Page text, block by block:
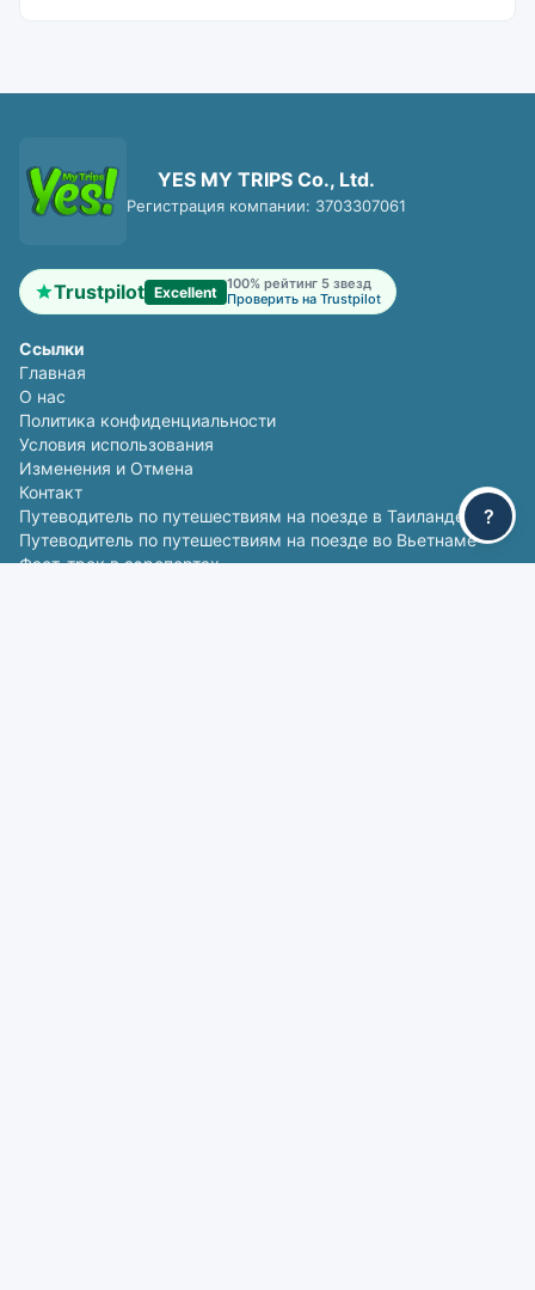
?
YES MY TRIPS Co., Ltd.
Регистрация компании: 3703307061
Trustpilot Excellent 100% рейтинг 5 звезд
Проверить на Trustpilot
Ссылки
Главная
О нас
Политика конфиденциальности
Условия использования
Изменения и Отмена
Контакт
Путеводитель по путешествиям на поезде в Таиланде
Путеводитель по путешествиям на поезде во Вьетнаме
Фаст-трек в аэропортах